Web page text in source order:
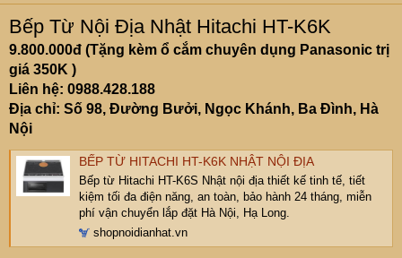
s
:
Bếp Từ Nội Địa Nhật Hitachi HT-K6K
9.800.000đ (Tặng kèm ổ cắm chuyên dụng Panasonic trị
giá 350K )
Liên hệ: 0988.428.188
Địa chỉ: Số 98, Đường Bưởi, Ngọc Khánh, Ba Đình, Hà
Nội
BẾP TỪ HITACHI HT-K6K NHẬT NỘI ĐỊA
Bếp từ Hitachi HT-K6S Nhật nội địa thiết kế tinh tế, tiết
kiệm tối đa điện năng, an toàn, bảo hành 24 tháng, miễn
phí vận chuyển lắp đặt Hà Nội, Hạ Long.
shopnoidianhat.vn